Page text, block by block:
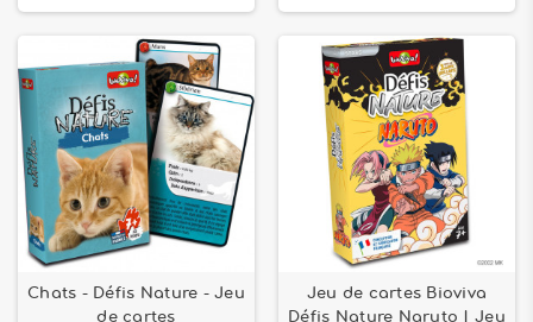
Chats - Défis Nature - Jeu
de cartes
Jeu de cartes Bioviva
Défis Nature Naruto | Jeu